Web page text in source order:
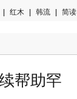
红木 韩流 简读
帮助罕